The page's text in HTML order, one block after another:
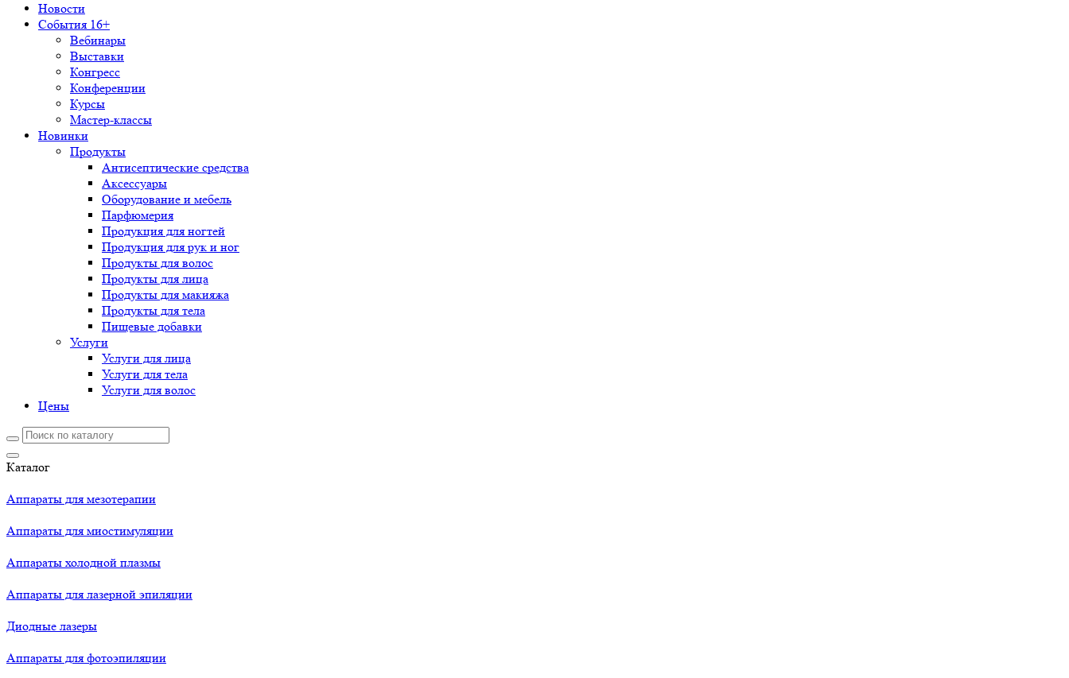
Новости
События 16+
Вебинары
Выставки
Конгресс
Конференции
Курсы
Мастер-классы
Новинки
Продукты
Антисептические средства
Аксессуары
Оборудование и мебель
Парфюмерия
Продукция для ногтей
Продукция для рук и ног
Продукты для волос
Продукты для лица
Продукты для макияжа
Продукты для тела
Пищевые добавки
Услуги
Услуги для лица
Услуги для тела
Услуги для волос
Цены
Каталог
Аппараты для мезотерапии
Аппараты для миостимуляции
Аппараты холодной плазмы
Аппараты для лазерной эпиляции
Диодные лазеры
Аппараты для фотоэпиляции